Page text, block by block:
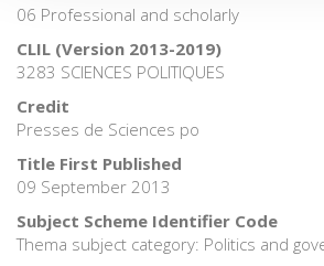
06 Professional and scholarly
CLIL (Version 2013-2019)
3283 SCIENCES POLITIQUES
Credit
Presses de Sciences po
Title First Published
09 September 2013
Subject Scheme Identifier Code
Thema subject category: Politics and